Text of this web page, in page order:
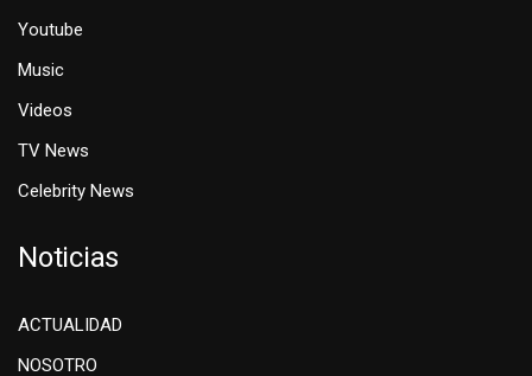
Youtube
Music
Videos
TV News
Celebrity News
Noticias
ACTUALIDAD
NOSOTRO